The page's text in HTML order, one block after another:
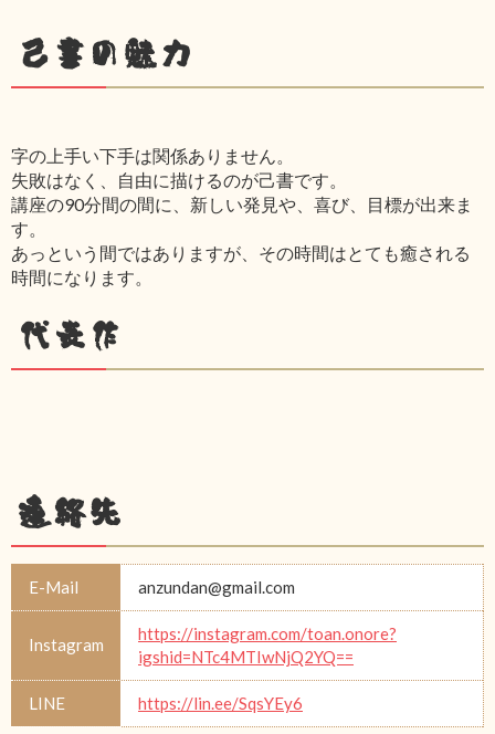
己書の魅力
字の上手い下手は関係ありません。
失敗はなく、自由に描けるのが己書です。
講座の90分間の間に、新しい発見や、喜び、目標が出来ま
す。
あっという間ではありますが、その時間はとても癒される
時間になります。
代表作
連絡先
E-Mail anzundan@gmail.com
Instagram
https://instagram.com/toan.onore?
igshid=NTc4MTIwNjQ2YQ==
LINE https://lin.ee/SqsYEy6